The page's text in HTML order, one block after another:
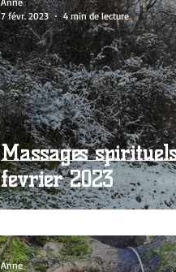
Massages
février 2023
7 févr. 2023
4 min de lecture
Anne